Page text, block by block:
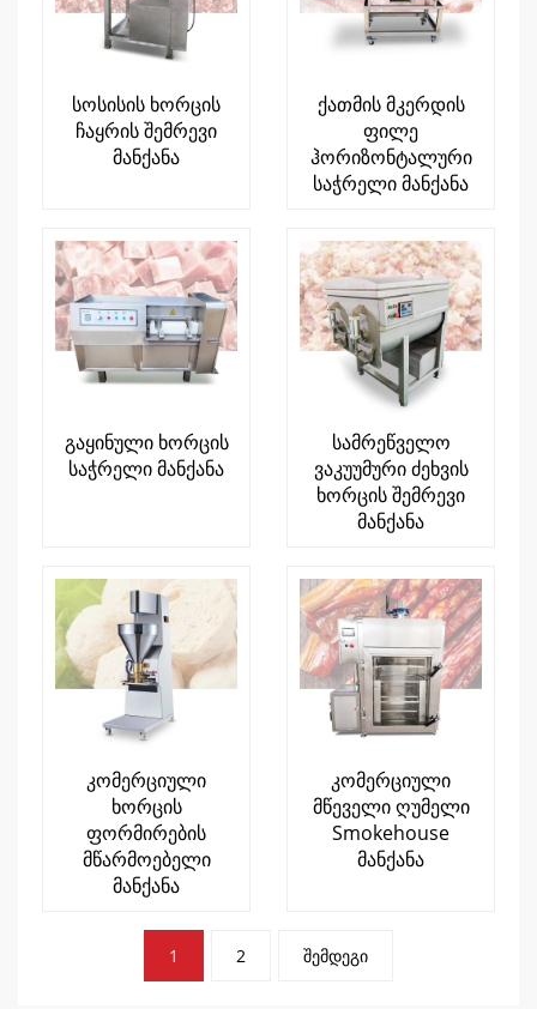
სოსისის ხორცის
ჩაყრის შემრევი
მანქანა
ქათმის მკერდის
ფილე
ჰორიზონტალური
საჭრელი მანქანა
გაყინული ხორცის
საჭრელი მანქანა
სამრეწველო
ვაკუუმური ძეხვის
ხორცის შემრევი
მანქანა
კომერციული
ხორცის
ფორმირების
მწარმოებელი
მანქანა
კომერციული
მწეველი ღუმელი
Smokehouse
მანქანა
1 2 შემდეგი